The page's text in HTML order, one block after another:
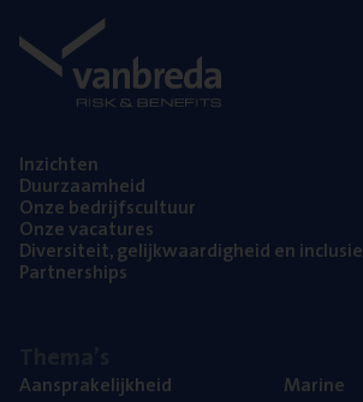
Inzich­ten
Duur­zaam­heid
Onze bedrijfs­cul­tuur
Onze vaca­tu­res
Diver­si­teit, gelijk­waar­dig­heid en inclusie
Part­ner­ships
Aan­spra­ke­lijk­heid
Mari­ne